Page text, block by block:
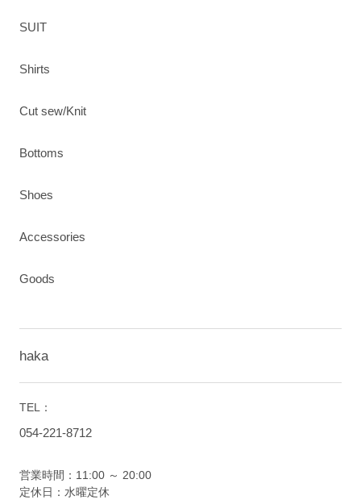
SUIT
Shirts
Cut sew/Knit
Bottoms
Shoes
Accessories
Goods
haka
TEL：
054-221-8712
営業時間：11:00 ～ 20:00
定休日：水曜定休